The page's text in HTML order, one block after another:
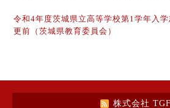
令和4年度茨城県立高等学校第1学年入
更前（茨城県教育委員会）
株式会社 TGF